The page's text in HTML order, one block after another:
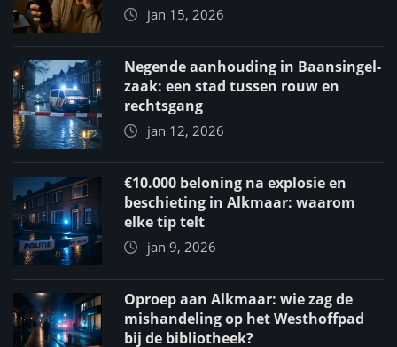
jan 15, 2026
Negende aanhouding in Baansingel-
zaak: een stad tussen rouw en
rechtsgang
jan 12, 2026
€10.000 beloning na explosie en
beschieting in Alkmaar: waarom
elke tip telt
jan 9, 2026
Oproep aan Alkmaar: wie zag de
mishandeling op het Westhoffpad
bij de bibliotheek?